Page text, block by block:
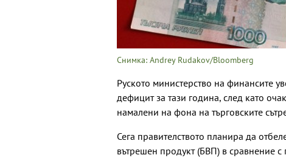
Снимка: Andrey Rudakov/Bloomberg
Руското министерство на финансите
дефицит за тази година, след като
намалени на фона на търговските
Сега правителството планира да
вътрешен продукт (БВП) в сравнение с